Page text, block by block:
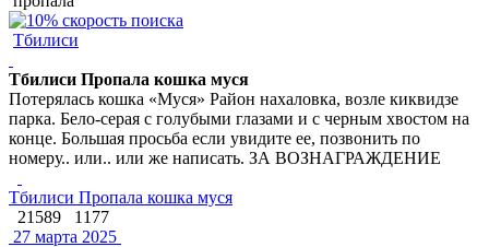
Тбилиси
Тбилиси Пропала кошка муся
Потерялась кошка «Муся» Район нахаловка, возле киквидзе
парка. Бело-серая с голубыми глазами и с черным хвостом на
конце. Большая просьба если увидите ее, позвонить по
номеру.. или.. или же написать. ЗА ВОЗНАГРАЖДЕНИЕ
Тбилиси Пропала кошка муся
21589
1177
27 марта 2025